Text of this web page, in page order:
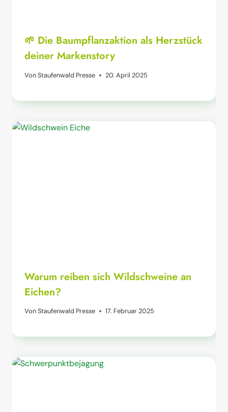
🌱 Die Baumpflanzaktion als Herzstück
deiner Markenstory
VonStaufenwald Presse 20. April 2025
Warum reiben sich Wildschweine an
Eichen?
VonStaufenwald Presse 17. Februar 2025